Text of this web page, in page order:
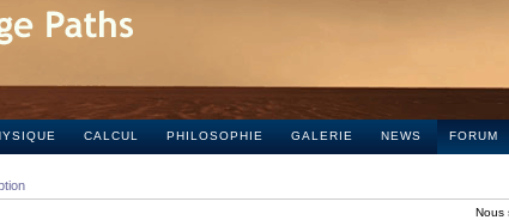
CALCUL PHILOSOPHIE GALERIE NEWS FORUM
Nous